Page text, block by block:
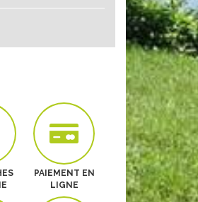
PAIEMENT EN
LIGNE